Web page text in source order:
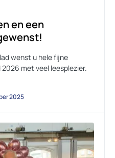
en een
wenst u hele fijne
met veel leesplezier.
2025